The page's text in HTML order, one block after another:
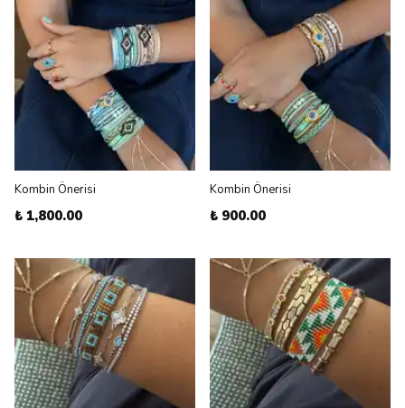
Kombin Önerisi
₺ 1,800.00
Kombin Önerisi
₺ 900.00